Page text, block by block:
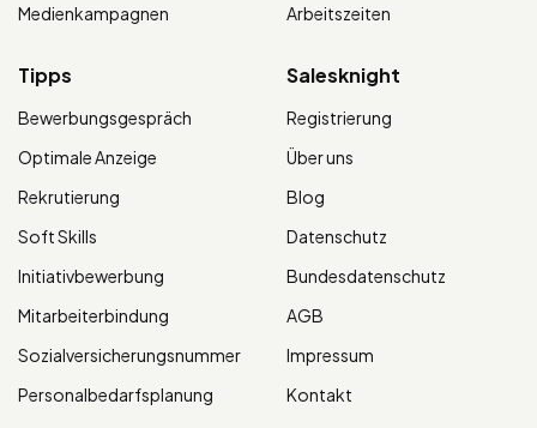
Medienkampagnen
Arbeitszeiten
Tipps
Bewerbungsgespräch
Optimale Anzeige
Rekrutierung
Soft Skills
Initiativbewerbung
Mitarbeiterbindung
Sozialversicherungsnummer
Personalbedarfsplanung
Salesknight
Registrierung
Über uns
Blog
Datenschutz
Bundesdatenschutz
AGB
Impressum
Kontakt